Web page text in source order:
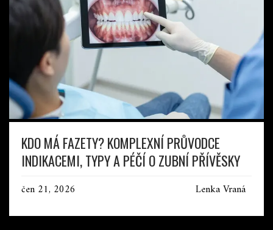
KDO MÁ FAZETY? KOMPLEXNÍ PRŮVODCE
INDIKACEMI, TYPY A PÉČÍ O ZUBNÍ PŘÍVĚSKY
čen 21, 2026 Lenka Vraná